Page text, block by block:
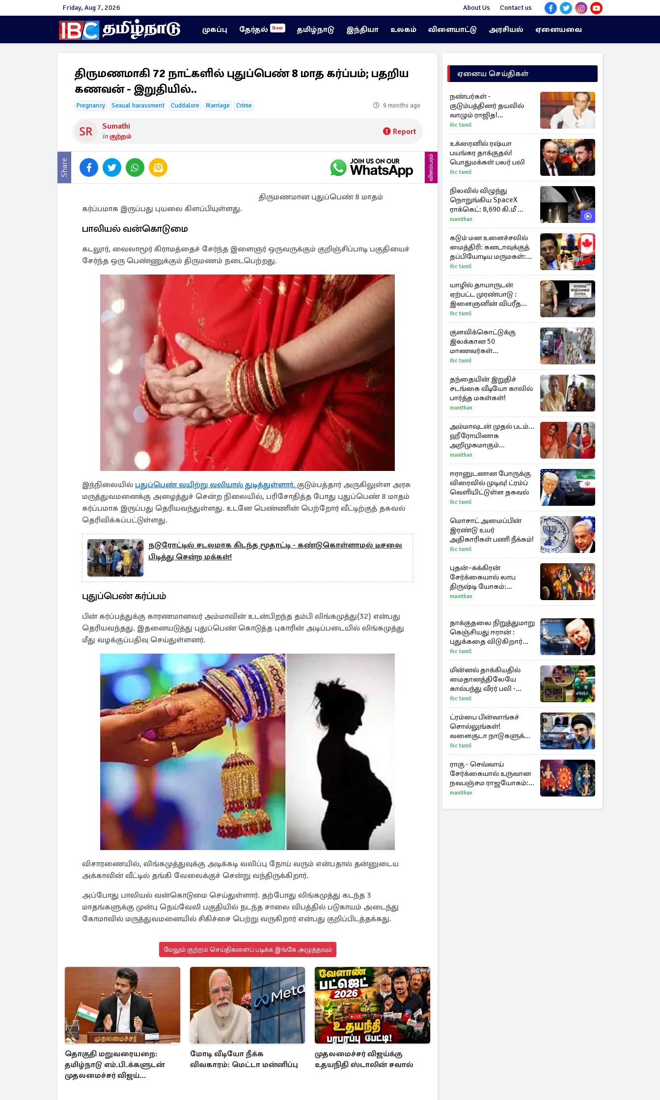
Friday, Aug 7, 2026 About Us Contact us
முகப்பு தேர்தல் New தமிழ்நாடு இந்தியா உலகம் விளையாட்டு அரசியல் ஏனையவை
திருமணமாகி 72 நாட்களில் புதுப்பெண் 8 மாத கர்ப்பம்; பதறிய
கணவன் - இறுதியில்..
Pregnancy Sexual harassment Cuddalore Marriage Crime 9 months ago
Sumathi
inகுற்றம் Report
Share விளம்பரம்
திருமணமான புதுப்பெண் 8 மாதம்
கர்ப்பமாக இருப்பது புயலை கிளப்பியுள்ளது.
பாலியல் வன்கொடுமை
கடலூர், வைலாமூர் கிராமத்தைச் சேர்ந்த இளைஞர் ஒருவருக்கும் குறிஞ்சிப்பாடி பகுதியைச்
சேர்ந்த ஒரு பெண்ணுக்கும் திருமணம் நடைபெற்றது.
இந்நிலையில் புதுப்பெண் வயிற்று வலியால் துடித்துள்ளார். குடும்பத்தார் அருகிலுள்ள அரசு
மருத்துவமனைக்கு அழைத்துச் சென்ற நிலையில், பரிசோதித்த போது புதுப்பெண் 8 மாதம்
கர்ப்பமாக இருப்பது தெரியவந்துள்ளது. உடனே பெண்ணின் பெற்றோர் வீட்டிற்குத் தகவல்
தெரிவிக்கப்பட்டுள்ளது.
நடுரோட்டில் சடலமாக கிடந்த மூதாட்டி - கண்டுகொள்ளாமல் டீசலை
பிடித்து சென்ற மக்கள்!
புதுப்பெண் கர்ப்பம்
பின் கர்ப்பத்துக்கு காரணமானவர் அம்மாவின் உடன்பிறந்த தம்பி லிங்கமுத்து(32) என்பது
தெரியவந்தது. இதனையடுத்து புதுப்பெண் கொடுத்த புகாரின் அடிப்படையில் லிங்கமுத்து
மீது வழக்குப்பதிவு செய்துள்ளனர்.
விசாரணையில், லிங்கமுத்துவுக்கு அடிக்கடி வலிப்பு நோய் வரும் என்பதால் தன்னுடைய
அக்காவின் வீட்டில் தங்கி வேலைக்குச் சென்று வந்திருக்கிறார்.
அப்போது பாலியல் வன்கொடுமை செய்துள்ளார். தற்போது லிங்கமுத்து கடந்த 3
மாதங்களுக்கு முன்பு நெய்வேலி பகுதியில் நடந்த சாலை விபத்தில் படுகாயம் அடைந்து
கோமாவில் மருத்துவமனையில் சிகிச்சை பெற்று வருகிறார் என்பது குறிப்பிடத்தக்கது.
மேலும் குற்றம் செய்திகளைப் படிக்க இங்கே அழுத்தவும்
தொகுதி மறுவரையறை:
தமிழ்நாடு எம்.பி.க்களுடன்
முதலமைச்சர் விஜய்
மோடி வீடியோ நீக்க
விவகாரம்: மெட்டா மன்னிப்பு
முதலமைச்சர் விஜய்க்கு
உதயநிதி ஸ்டாலின் சவால்
ஏனைய செய்திகள்
நண்பர்கள் -
குடும்பத்தினர் தயவில்
வாழும் ராஜித!
தொலைக்காட்சியில்
குமுறல்
ibc tamil
உக்ரைனில் ரஷ்யா
பயங்கர தாக்குதல்!
பொதுமக்கள் பலர் பலி
ibc tamil
நிலவில் விழுந்து
நொறுங்கிய SpaceX
ராக்கெட்: 8,690 கி.மீ வேக
மோதலால் உருவான
புதிய பள்ளம்!
manithan
கடும் மன உளைச்சலில்
மைத்திரி: கனடாவுக்குத்
தப்பியோடிய மருமகள்:
மகன் கொழும்பில்...!
ibc tamil
யாழில் தாயாருடன்
ஏற்பட்ட முரண்பாடு :
இளைஞனின் விபரீத
முடிவு
ibc tamil
குளவிக்கொட்டுக்கு
இலக்கான 50
மாணவர்கள்
மருத்துவமனையில்
அனுமதி : மூவரின்
நிலை கவலைக்கிடம்
ibc tamil
தந்தையின் இறுதிச்
சடங்கை வீடியோ காலில்
பார்த்த மகள்கள்!
manithan
அம்மாவுடன் முதல் படம்...
ஹீரோயினாக
அறிமுகமாகும்
ஊர்வசியின் மகள்
தேஜலட்சுமி!
manithan
ஈரானுடனான போருக்கு
விரைவில் முடிவு! ட்ரம்ப்
வெளியிட்டுள்ள தகவல்
ibc tamil
மொசாட் அமைப்பின்
இரண்டு உயர்
அதிகாரிகள் பணி நீக்கம்!
ibc tamil
புதன்–சுக்கிரன்
சேர்க்கையால் லாப
திருஷ்டி யோகம்:
அதிர்ஷ்டம் பெறும் டாப் 3
ராசிகள்!
manithan
தாக்குதலை நிறுத்துமாறு
கெஞ்சியது ஈரான் :
புதுக்கதை விடுகிறார்
ட்ரம்ப்
ibc tamil
மின்னல் தாக்கியதில்
மைதானத்திலேயே
கால்பந்து வீரர் பலி -
அதிர்ச்சியில் ரசிகர்கள்
ibc tamil
ட்ரம்பை பின்வாங்கச்
சொல்லுங்கள்!
வளைகுடா நாடுகளுக்கு
ஈரான் தாக்குதல்
எச்சரிக்கை
ibc tamil
ராகு - செவ்வாய்
சேர்க்கையால் உருவான
நவபஞ்சம ராஜயோகம்:
அதிர்ஷ்டம் பெறும் 3
manithan